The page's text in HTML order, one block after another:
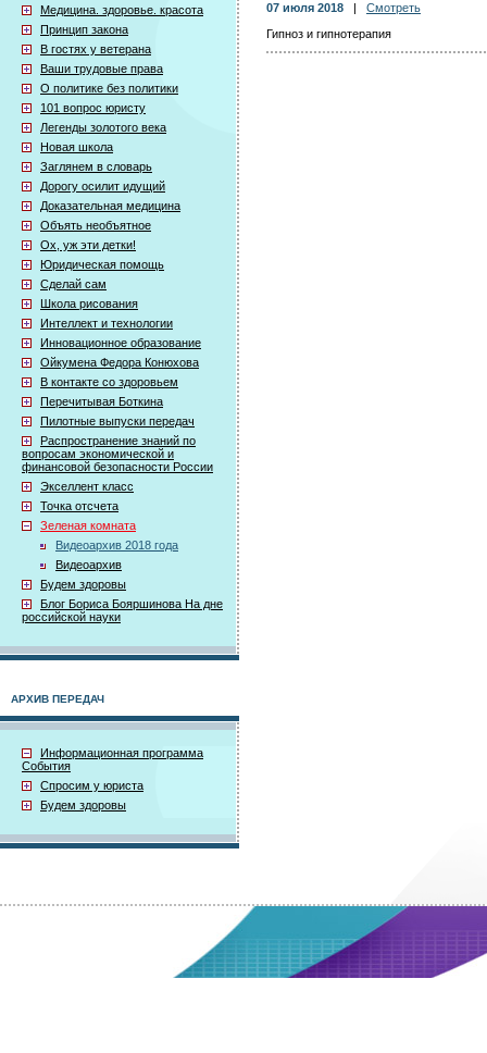
Медицина. здоровье. красота
Принцип закона
В гостях у ветерана
Ваши трудовые права
О политике без политики
101 вопрос юристу
Легенды золотого века
Новая школа
Заглянем в словарь
Дорогу осилит идущий
Доказательная медицина
Объять необъятное
Ох, уж эти детки!
Юридическая помощь
Сделай сам
Школа рисования
Интеллект и технологии
Инновационное образование
Ойкумена Федора Конюхова
В контакте со здоровьем
Перечитывая Боткина
Пилотные выпуски передач
Распространение знаний по
вопросам экономической и
финансовой безопасности России
Экселлент класс
Точка отсчета
Зеленая комната
Видеоархив 2018 года
Видеоархив
Будем здоровы
Блог Бориса Бояршинова На дне
российской науки
АРХИВ ПЕРЕДАЧ
Информационная программа
События
Спросим у юриста
Будем здоровы
07 июля 2018
Смотреть
Гипноз и гипнотерапия